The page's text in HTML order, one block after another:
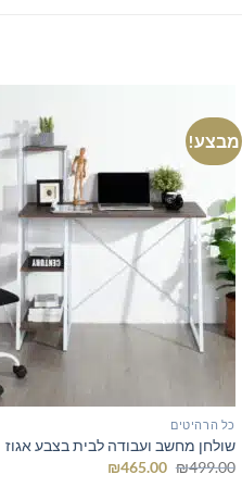
מבצע!
כל הרהיטים
שולחן מחשב ועבודה לבית בצבע אגוז
₪499.00
המחיר ₪465.00
המחיר